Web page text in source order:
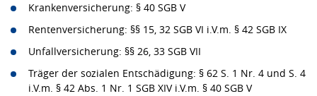
Krankenversicherung: § 40 SGB V
Rentenversicherung: §§ 15, 32 SGB VI i.V.m. § 42 SGB IX
Unfallversicherung: §§ 26, 33 SGB VII
Träger der sozialen Entschädigung: § 62 S. 1 Nr. 4 und S. 4
i.V.m. § 42 Abs. 1 Nr. 1 SGB XIV i.V.m. § 40 SGB V